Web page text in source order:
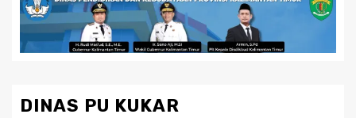
DINAS PU KUKAR